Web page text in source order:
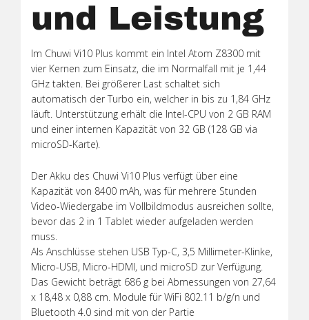
und Leistung
Im Chuwi Vi10 Plus kommt ein Intel Atom Z8300 mit
vier Kernen zum Einsatz, die im Normalfall mit je 1,44
GHz takten. Bei größerer Last schaltet sich
automatisch der Turbo ein, welcher in bis zu 1,84 GHz
läuft. Unterstützung erhält die Intel-CPU von 2 GB RAM
und einer internen Kapazität von 32 GB (128 GB via
microSD-Karte).
Der Akku des Chuwi Vi10 Plus verfügt über eine
Kapazität von 8400 mAh, was für mehrere Stunden
Video-Wiedergabe im Vollbildmodus ausreichen sollte,
bevor das 2 in 1 Tablet wieder aufgeladen werden
muss.
Als Anschlüsse stehen USB Typ-C, 3,5 Millimeter-Klinke,
Micro-USB, Micro-HDMI, und microSD zur Verfügung.
Das Gewicht beträgt 686 g bei Abmessungen von 27,64
x 18,48 x 0,88 cm. Module für WiFi 802.11 b/g/n und
Bluetooth 4.0 sind mit von der Partie